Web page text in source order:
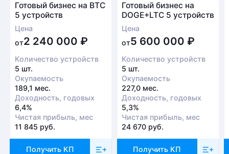
Готовый бизнес на BTC
5 устройств
Цена
от2 240 000 ₽
Количество устройств
5 шт.
Окупаемость
189,1 мес.
Доходность, годовых
6,4%
Чистая прибыль, мес
11 845 руб.
Получить КП
Готовый бизнес на
DOGE+LTC 5 устройств
Цена
от5 600 000₽
Количество устройств
5 шт.
Окупаемость
227,0 мес.
Доходность, годовых
5,3%
Чистая прибыль, мес
24 670 руб.
Получить КП